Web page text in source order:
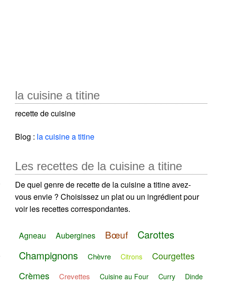
la cuisine a titine
recette de cuisine
Blog : la cuisine a titine
Les recettes de la cuisine a titine
De quel genre de recette de la cuisine a titine avez-
vous envie ? Choisissez un plat ou un ingrédient pour
voir les recettes correspondantes.
Agneau Aubergines Bœuf
Carottes
Champignons
Chèvre Citrons
Courgettes
Crèmes
Crevettes Cuisine au Four Curry Dinde